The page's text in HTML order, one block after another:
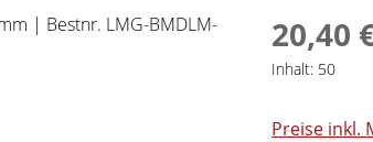
20,40
Inhalt: 50
Preise inkl.